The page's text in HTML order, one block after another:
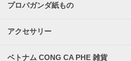
プロパガンダ紙もの
アクセサリー
ベトナム CONG CA PHE 雑貨